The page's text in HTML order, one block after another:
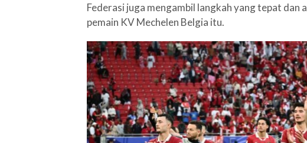
Federasi juga mengambil langkah yang tepat dan
pemain KV Mechelen Belgia itu.